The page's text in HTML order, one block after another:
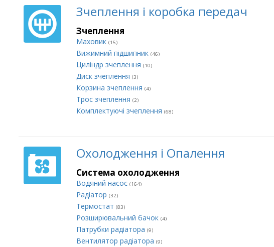
Зчеплення і коробка передач
Зчеплення
Маховик (15)
Вижимний підшипник (46)
Циліндр зчеплення (10)
Диск зчеплення (3)
Корзина зчеплення (4)
Трос зчеплення (2)
Комплектуючі зчеплення (68)
Охолодження і Опалення
Система охолодження
Водяний насос (164)
Радіатор (32)
Термостат (83)
Розширювальний бачок (4)
Патрубки радіатора (9)
Вентилятор радіатора (9)